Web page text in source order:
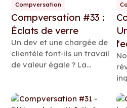
charge de la preuve.
Compversation
Compversation #33 :
Éclats de verre
Un dev et une chargée de
clientèle font-ils un travail
de valeur égale ? La
concrètement pour les